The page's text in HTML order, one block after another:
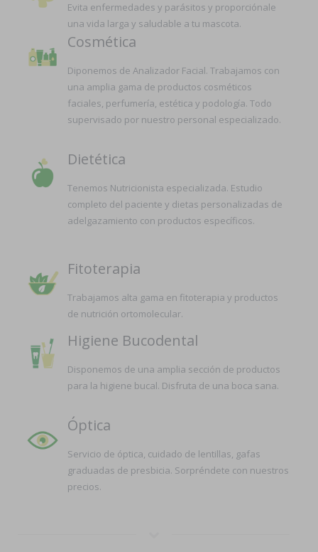
Evita enfermedades y parásitos y proporciónale
una vida larga y saludable a tu mascota.
Cosmética
Diponemos de Analizador Facial. Trabajamos con
una amplia gama de productos cosméticos
faciales, perfumería, estética y podología. Todo
supervisado por nuestro personal especializado.
Dietética
Tenemos Nutricionista especializada. Estudio
completo del paciente y dietas personalizadas de
adelgazamiento con productos específicos.
Fitoterapia
Trabajamos alta gama en fitoterapia y productos
de nutrición ortomolecular.
Higiene Bucodental
Disponemos de una amplia sección de productos
para la higiene bucal. Disfruta de una boca sana.
Óptica
Servicio de óptica, cuidado de lentillas, gafas
graduadas de presbicia. Sorpréndete con nuestros
precios.